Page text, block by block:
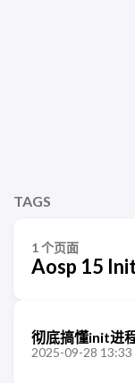
TAGS
1 个页面
Aosp 15
彻底搞懂init进
2025-09-28 13:33